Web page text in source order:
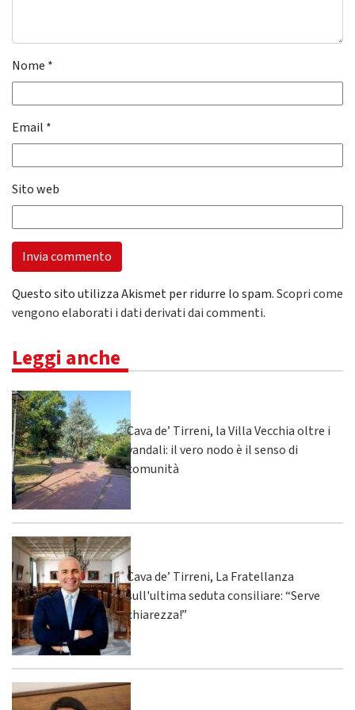
Nome *
Email *
Sito web
Questo sito utilizza Akismet per ridurre lo spam.Scopri come
vengono elaborati i dati derivati dai commenti.
Leggi anche
Cava de’ Tirreni, la Villa Vecchia oltre i
vandali: il vero nodo è il senso di
comunità
Cava de’ Tirreni, La Fratellanza
sull'ultima seduta consiliare: “Serve
chiarezza!”